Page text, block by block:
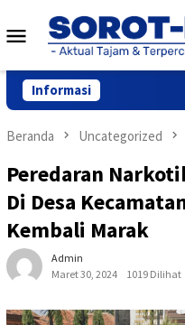
ke
konten
Menu
Mobile
Informasi
Beranda Uncategorized
Peredaran
Di Desa
Kembali Marak
Admin
Maret 30, 2024
1019 Dilihat